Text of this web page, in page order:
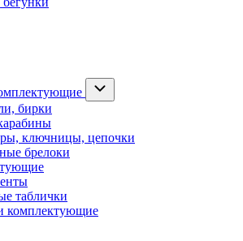
бирки
ключницы, цепочки
брелоки
таблички
комплектующие